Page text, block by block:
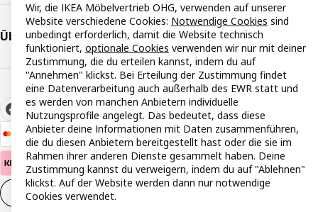
Über IKEA
Cookie-Einstellungen
Wir, die IKEA Möbelvertrieb OHG, verwenden auf unserer
Website verschiedene Cookies: Notwendige Cookies sind
unbedingt erforderlich, damit die Website technisch
funktioniert, optionale Cookies verwenden wir nur mit deiner
Zustimmung, die du erteilen kannst, indem du auf
"Annehmen" klickst. Bei Erteilung der Zustimmung findet
eine Datenverarbeitung auch außerhalb des EWR statt und
es werden von manchen Anbietern individuelle
Nutzungsprofile angelegt. Das bedeutet, dass diese
Anbieter deine Informationen mit Daten zusammenführen,
die du diesen Anbietern bereitgestellt hast oder die sie im
Rahmen ihrer anderen Dienste gesammelt haben. Deine
Zustimmung kannst du verweigern, indem du auf "Ablehnen"
klickst. Auf der Website werden dann nur notwendige
Cookies verwendet.